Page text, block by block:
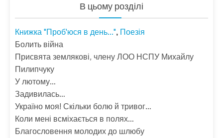
В цьому розділі
Книжка "Проб'юся в день...", Поезія
Болить війна
Присвята землякові, члену ЛОО НСПУ Михайлу
Пилипчуку
У лютому…
Задивилась…
Україно моя! Скільки болю й тривог…
Коли мені всміхається в полях…
Благословення молодих до шлюбу